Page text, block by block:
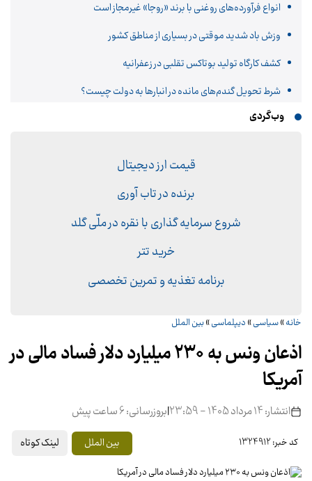
انواع فرآورده‌های روغنی با برند «روجا» غیرمجاز است
وزش باد شدید موقتی در بسیاری از مناطق کشور
کشف کارگاه تولید بوتاکس تقلبی در زعفرانیه
شرط تحویل گندم‌های مانده در انبار‌ها به دولت چیست؟
وب‌گردی
قیمت ارز دیجیتال
برنده در تاب آوری
شروع سرمایه گذاری با نقره در ملّی گلد
خرید تتر
برنامه تغذیه و تمرین تخصصی